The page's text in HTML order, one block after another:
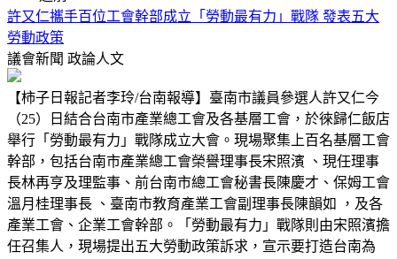
許又仁攜手百位工會幹部成立「勞動最有力」戰隊 發表五大
勞動政策
議會新聞 政論人文
【柿子日報記者李玲/台南報導】臺南市議員參選人許又仁今
（25）日結合台南市產業總工會及各基層工會，於徠歸仁飯店
舉行「勞動最有力」戰隊成立大會。現場聚集上百名基層工會
幹部，包括台南市產業總工會榮譽理事長宋照濱 、現任理事
長林再亨及理監事、前台南市總工會秘書長陳慶才、保姆工會
溫月桂理事長 、臺南市教育產業工會副理事長陳韻如 ，及各
產業工會、企業工會幹部。「勞動最有力」戰隊則由宋照濱擔
任召集人，現場提出五大勞動政策訴求，宣示要打造台南為